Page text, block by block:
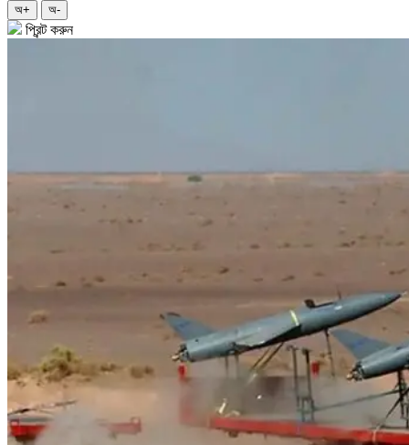
অ+ অ-
প্রিন্ট করুন